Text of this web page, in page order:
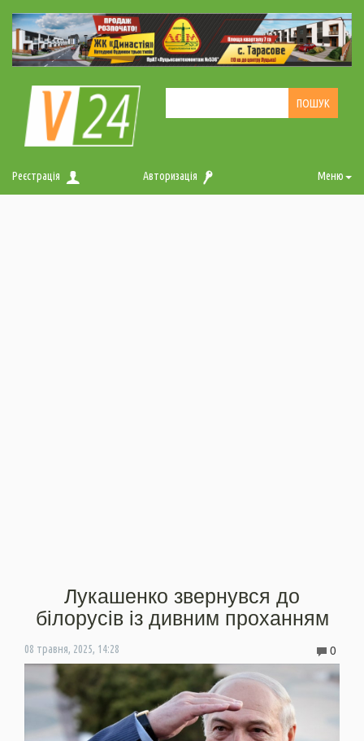
Реєстрація Авторизація Меню
Лукашенко звернувся до
білорусів із дивним проханням
08 травня, 2025, 14:28 0